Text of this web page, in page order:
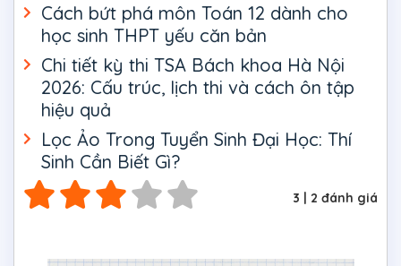
Cách bứt phá môn Toán 12 dành cho
học sinh THPT yếu căn bản
Chi tiết kỳ thi TSA Bách khoa Hà Nội
2026: Cấu trúc, lịch thi và cách ôn tập
hiệu quả
Lọc Ảo Trong Tuyển Sinh Đại Học: Thí
Sinh Cần Biết Gì?
3 | 2 đánh giá